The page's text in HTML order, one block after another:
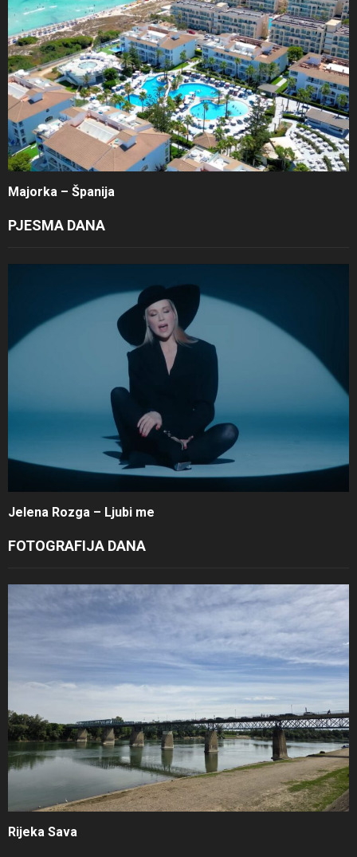
Majorka – Španija
PJESMA DANA
Jelena Rozga – Ljubi me
FOTOGRAFIJA DANA
Rijeka Sava